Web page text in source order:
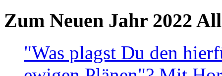
Zum Neuen Jahr 2022
"Was plagst Du den